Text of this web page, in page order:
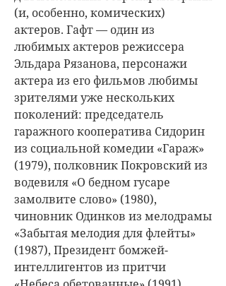
(и, особенно, комических)
актеров. Гафт — один из
любимых актеров режиссера
Эльдара Рязанова, персонажи
актера из его фильмов любимы
зрителями уже нескольких
поколений: председатель
гаражного кооператива Сидорин
из социальной комедии «Гараж»
(1979), полковник Покровский из
водевиля «О бедном гусаре
замолвите слово» (1980),
чиновник Одинков из мелодрамы
«Забытая мелодия для флейты»
(1987), Президент бомжей-
интеллигентов из притчи